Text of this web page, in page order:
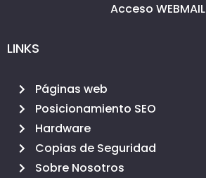
Acceso WEBMAIL
LINKS
Páginas web
Posicionamiento SEO
Hardware
Copias de Seguridad
Sobre Nosotros